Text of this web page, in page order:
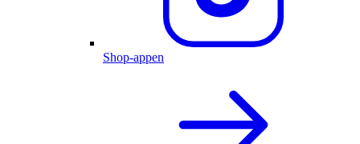
Shop-appen